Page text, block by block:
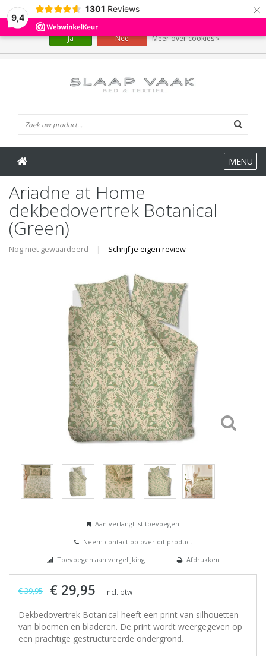
9,4
1301 Reviews ×
MENU
Ariadne at Home
dekbedovertrek Botanical
(Green)
Nog niet gewaardeerd | Schrijf je eigen review
Aan verlanglijst toevoegen
Neem contact op over dit product
Toevoegen aan vergelijking
Afdrukken
€ 39,95 € 29,95 Incl. btw
Dekbedovertrek Botanical heeft een print van silhouetten
van bloemen en bladeren. De print wordt weergegeven op
een prachtige gestructureerde ondergrond.
Wij slaan cookies op om onze website te verbeteren. Is dat akkoord?
Ja Nee Meer over cookies »